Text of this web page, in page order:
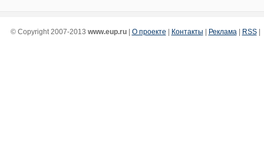
© Copyright 2007-2013 www.eup.ru| О проекте Контакты Реклама| RSS|